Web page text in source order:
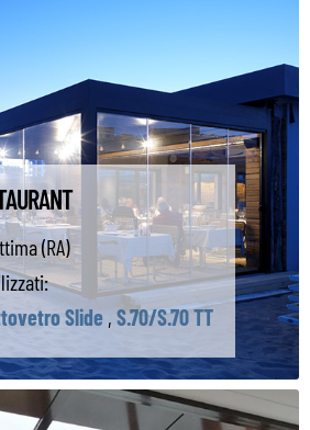
(RA)
Slide ,S.70/S.70 TT